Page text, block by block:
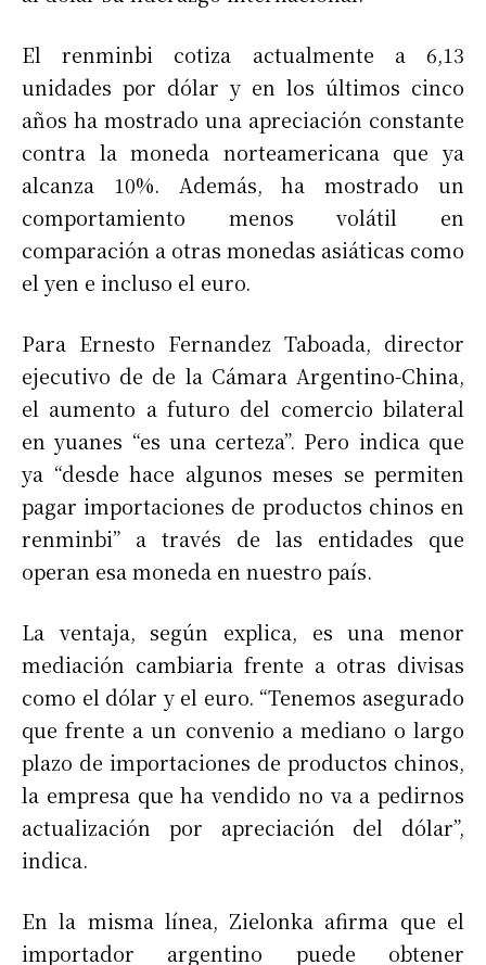
El renminbi cotiza actualmente a 6,13
unidades por dólar y en los últimos cinco
años ha mostrado una apreciación constante
contra la moneda norteamericana que ya
alcanza 10%. Además, ha mostrado un
comportamiento menos volátil en
comparación a otras monedas asiáticas como
el yen e incluso el euro.
Para Ernesto Fernandez Taboada, director
ejecutivo de de la Cámara Argentino-China,
el aumento a futuro del comercio bilateral
en yuanes “es una certeza”. Pero indica que
ya “desde hace algunos meses se permiten
pagar importaciones de productos chinos en
renminbi” a través de las entidades que
operan esa moneda en nuestro país.
La ventaja, según explica, es una menor
mediación cambiaria frente a otras divisas
como el dólar y el euro. “Tenemos asegurado
que frente a un convenio a mediano o largo
plazo de importaciones de productos chinos,
la empresa que ha vendido no va a pedirnos
actualización por apreciación del dólar”,
indica.
En la misma línea, Zielonka afirma que el
importador argentino puede obtener